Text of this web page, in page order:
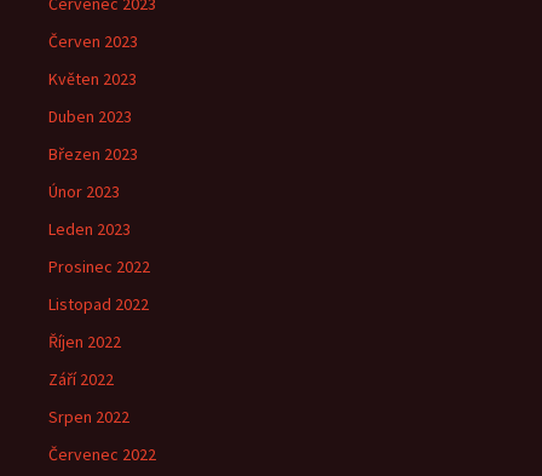
Červen 2023
Květen 2023
Duben 2023
Březen 2023
Únor 2023
Leden 2023
Prosinec 2022
Listopad 2022
Říjen 2022
Září 2022
Srpen 2022
Červenec 2022